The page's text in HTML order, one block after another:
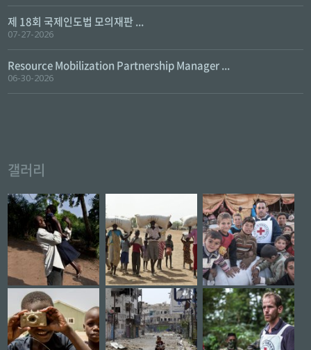
제 18회 국제인도법 모의재판 ...
07-27-2026
Resource Mobilization Partnership Manager ...
06-30-2026
갤러리